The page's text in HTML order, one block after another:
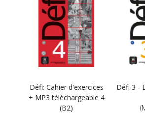
Défi: Cahier d'exercices
+ MP3 téléchargeable 4
(B2)
Défi 3 -